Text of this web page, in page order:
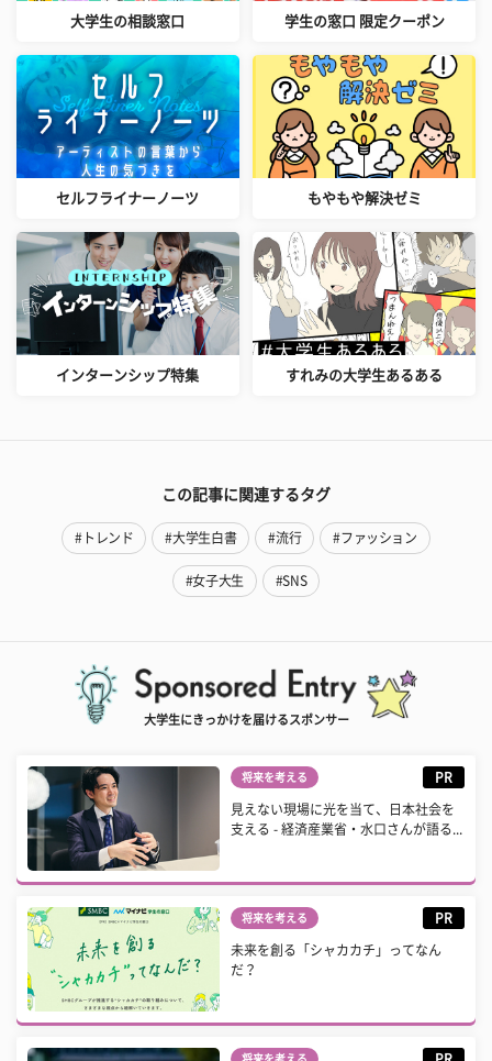
大学生の相談窓口 学生の窓口 限定クーポン
セルフライナーノーツ もやもや解決ゼミ
インターンシップ特集 すれみの大学生あるある
この記事に関連するタグ
#トレンド #大学生白書 #流行 #ファッション
#女子大生 #SNS
大学生にきっかけを届けるスポンサー
将来を考える PR
見えない現場に光を当て、日本社会を
支える - 経済産業省・水口さんが語る...
将来を考える PR
未来を創る「シャカカチ」ってなん
だ？